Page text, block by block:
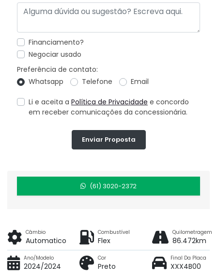
(61) 3020-2372
Financiamento?
Negociar usado
Preferência de contato:
Whatsapp
Telefone Email
Li e aceita a Política de Privacidade e concordo
em receber comunicações da concessionária.
Enviar Proposta
Câmbio
Automatico
Combustível
Flex
Quilometragem
86.472km
Ano/Modelo
2024/2024
Cor
Preto
Final Da Placa
XXX4B00